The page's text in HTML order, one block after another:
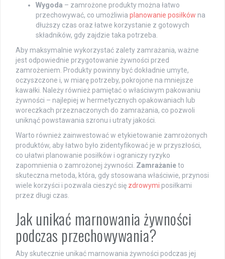
Wygoda – zamrożone produkty można łatwo
przechowywać, co umożliwia planowanie posiłków na
dłuższy czas oraz łatwe korzystanie z gotowych
składników, gdy zajdzie taka potrzeba.
Aby maksymalnie wykorzystać zalety zamrażania, ważne
jest odpowiednie przygotowanie żywności przed
zamrożeniem. Produkty powinny być dokładnie umyte,
oczyszczone i, w miarę potrzeby, pokrojone na mniejsze
kawałki. Należy również pamiętać o właściwym pakowaniu
żywności – najlepiej w hermetycznych opakowaniach lub
woreczkach przeznaczonych do zamrażania, co pozwoli
uniknąć powstawania szronu i utraty jakości.
Warto również zainwestować w etykietowanie zamrożonych
produktów, aby łatwo było zidentyfikować je w przyszłości,
co ułatwi planowanie posiłków i ograniczy ryzyko
zapomnienia o zamrożonej żywności. Zamrażanieto
skuteczna metoda, która, gdy stosowana właściwie, przynosi
wiele korzyści i pozwala cieszyć się zdrowymi posiłkami
przez długi czas.
Jak unikać marnowania żywności
podczas przechowywania?
Aby skutecznie unikać marnowania żywności podczas jej